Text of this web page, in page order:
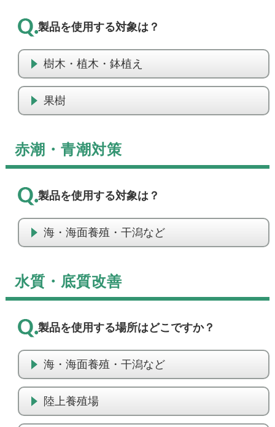
製品を使用する対象は？
樹木・植木・鉢植え
果樹
赤潮・青潮対策
製品を使用する対象は？
海・海面養殖・干潟など
水質・底質改善
製品を使用する場所はどこですか？
海・海面養殖・干潟など
陸上養殖場